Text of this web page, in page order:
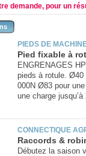
demande, pour un
PIEDS DE
Pied fixable à
ENGRENAGES
pieds à rotule. Ø40
000N Ø83 pour
une charge jusqu’à
CONNECTIQUE
Raccords &
Débutez la saison